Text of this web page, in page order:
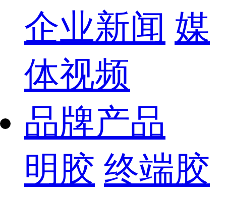
企业新闻 媒
体视频
品牌产品
明胶 终端胶